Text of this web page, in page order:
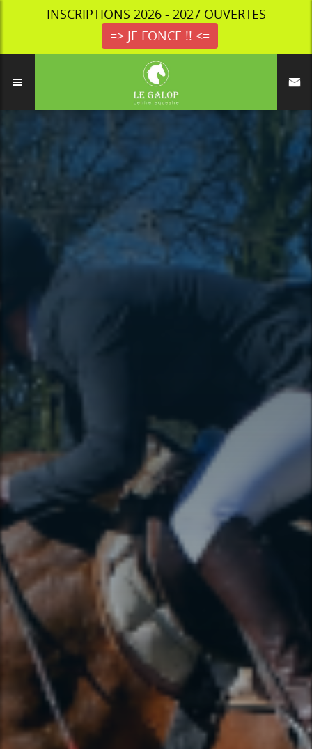
INSCRIPTIONS 2026 - 2027 OUVERTES
=> JE FONCE !! <=